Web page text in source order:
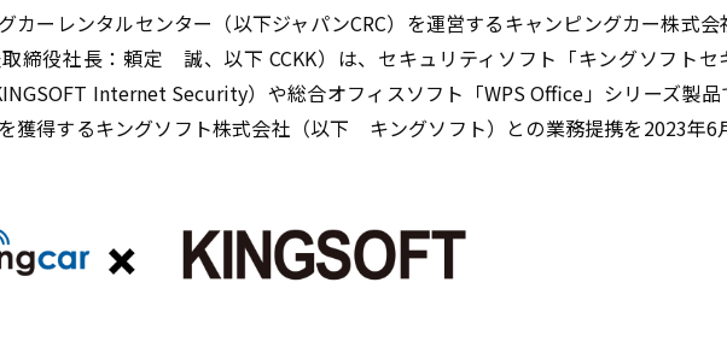
カーレンタルセンター（以下ジャパンCRC）を運営するキャンピングカー株式会
締役社長：頼定 誠、以下 CCKK）は、セキュリティソフト「キングソフトセ
Internet Security）や総合オフィスソフト「WPS Office」シリーズ製品
獲得するキングソフト株式会社（以下 キングソフト）との業務提携を2023年6